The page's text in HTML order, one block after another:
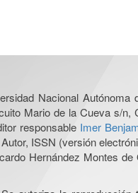
Nacional Autónoma
Mario de la Cueva s/n,
responsable Imer
ISSN (versión
Hernández Montes